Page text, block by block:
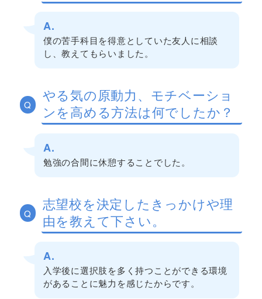
A.
僕の苦手科目を得意としていた友人に相談
し、教えてもらいました。
Q
やる気の原動力、モチベーショ
ンを高める方法は何でしたか？
A.
勉強の合間に休憩することでした。
Q
志望校を決定したきっかけや理
由を教えて下さい。
A.
入学後に選択肢を多く持つことができる環境
があることに魅力を感じたからです。